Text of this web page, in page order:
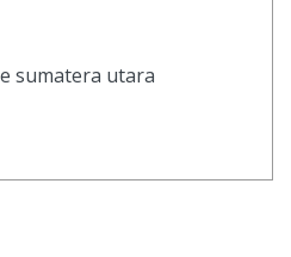
sumatera utara